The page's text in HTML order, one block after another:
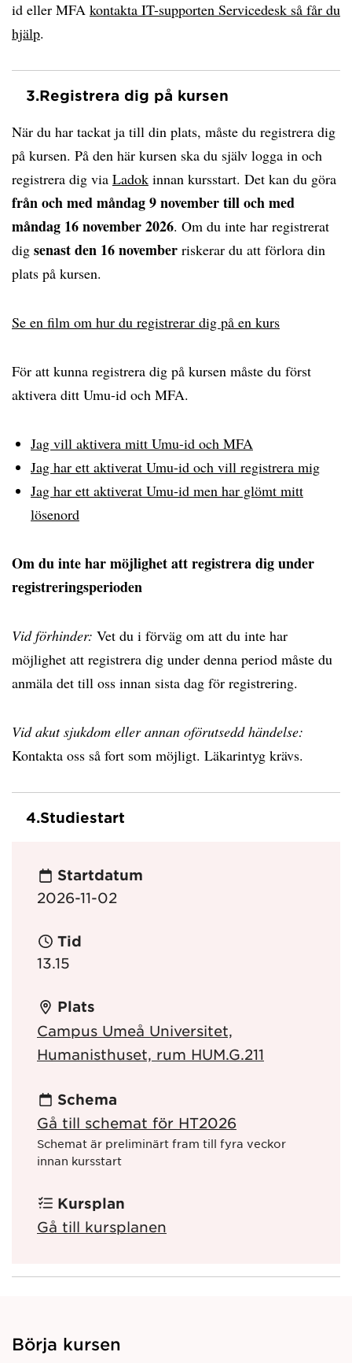
id eller MFA kontakta IT-supporten Servicedesk så får du
hjälp.
3.Registrera dig på kursen
När du har tackat ja till din plats, måste du registrera dig
på kursen. På den här kursen ska du själv logga in och
registrera dig via Ladok innan kursstart. Det kan du göra
från och med måndag 9 november till och med
måndag 16 november 2026. Om du inte har registrerat
dig senast den 16 november riskerar du att förlora din
plats på kursen.
Se en film om hur du registrerar dig på en kurs
För att kunna registrera dig på kursen måste du först
aktivera ditt Umu-id och MFA.
Jag vill aktivera mitt Umu-id och MFA
Jag har ett aktiverat Umu-id och vill registrera mig
Jag har ett aktiverat Umu-id men har glömt mitt
lösenord
Om du inte har möjlighet att registrera dig under
registreringsperioden
Vid förhinder: Vet du i förväg om att du inte har
möjlighet att registrera dig under denna period måste du
anmäla det till oss innan sista dag för registrering.
Vid akut sjukdom eller annan oförutsedd händelse:
Kontakta oss så fort som möjligt. Läkarintyg krävs.
4.Studiestart
Startdatum
2026-11-02
Tid
13.15
Plats
Campus Umeå Universitet,
Humanisthuset, rum HUM.G.211
Schema
Gå till schemat för HT2026
Schemat är preliminärt fram till fyra veckor
innan kursstart
Kursplan
Gå till kursplanen
Börja kursen